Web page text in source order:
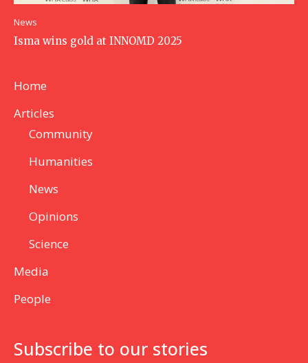
News
Isma wins gold at INNOMD 2025
Home
Articles
Community
Humanities
News
Opinions
Science
Media
People
Subscribe to our stories